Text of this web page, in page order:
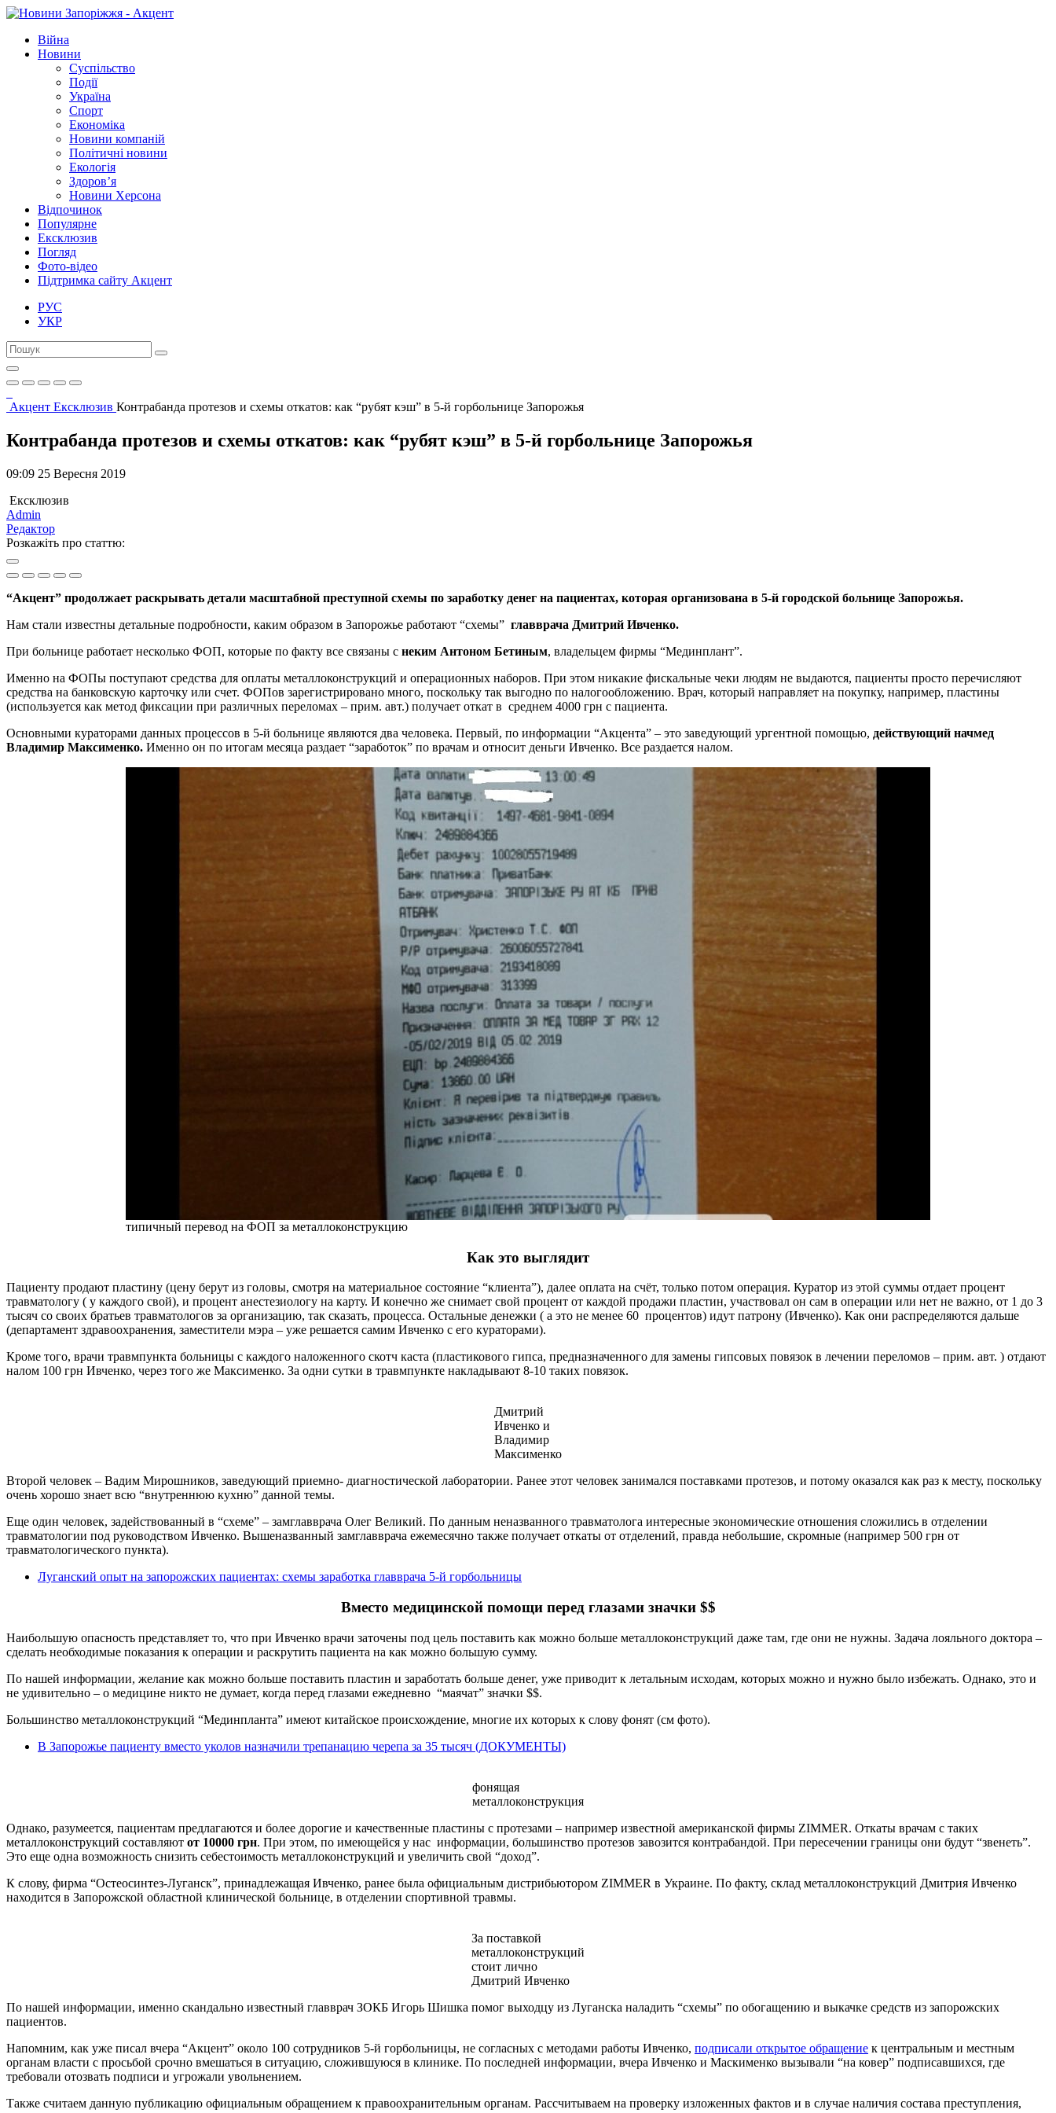
Війна
Новини
Суспільство
Події
Україна
Спорт
Економіка
Новини компаній
Політичні новини
Екологія
Здоров’я
Новини Херсона
Відпочинок
Популярне
Ексклюзив
Погляд
Фото-відео
Підтримка сайту Акцент
РУС
УКР
Акцент Ексклюзив Контрабанда протезов и схемы откатов: как “рубят кэш” в 5-й горбольнице Запорожья
Контрабанда протезов и схемы откатов: как “рубят кэш” в 5-й горбольнице Запорожья
09:09 25 Вересня 2019
Ексклюзив
Admin
Редактор
Розкажіть про статтю:
“Акцент” продолжает раскрывать детали масштабной преступной схемы по заработку денег на пациентах, которая организована в 5-й городской больнице Запорожья.
Нам стали известны детальные подробности, каким образом в Запорожье работают “схемы” главврача Дмитрий Ивченко.
При больнице работает несколько ФОП, которые по факту все связаны с неким Антоном Бетиным, владельцем фирмы “Мединплант”.
Именно на ФОПы поступают средства для оплаты металлоконструкций и операционных наборов. При этом никакие фискальные чеки людям не выдаются, пациенты просто перечисляют
средства на банковскую карточку или счет. ФОПов зарегистрировано много, поскольку так выгодно по налогообложению. Врач, который направляет на покупку, например, пластины
(используется как метод фиксации при различных переломах – прим. авт.) получает откат в среднем 4000 грн с пациента.
Основными кураторами данных процессов в 5-й больнице являются два человека. Первый, по информации “Акцента” – это заведующий ургентной помощью, действующий начмед
Владимир Максименко. Именно он по итогам месяца раздает “заработок” по врачам и относит деньги Ивченко. Все раздается налом.
типичный перевод на ФОП за металлоконструкцию
Как это выглядит
Пациенту продают пластину (цену берут из головы, смотря на материальное состояние “клиента”), далее оплата на счёт, только потом операция. Куратор из этой суммы отдает процент
травматологу ( у каждого свой), и процент анестезиологу на карту. И конечно же снимает свой процент от каждой продажи пластин, участвовал он сам в операции или нет не важно, от 1 до 3
тысяч со своих братьев травматологов за организацию, так сказать, процесса. Остальные денежки ( а это не менее 60 процентов) идут патрону (Ивченко). Как они распределяются дальше
(департамент здравоохранения, заместители мэра – уже решается самим Ивченко с его кураторами).
Кроме того, врачи травмпункта больницы с каждого наложенного скотч каста (пластикового гипса, предназначенного для замены гипсовых повязок в лечении переломов – прим. авт. ) отдают
налом 100 грн Ивченко, через того же Максименко. За одни сутки в травмпункте накладывают 8-10 таких повязок.
Дмитрий
Ивченко и
Владимир
Максименко
Второй человек – Вадим Мирошников, заведующий приемно- диагностической лаборатории. Ранее этот человек занимался поставками протезов, и потому оказался как раз к месту, поскольку
очень хорошо знает всю “внутреннюю кухню” данной темы.
Еще один человек, задействованный в “схеме” – замглавврача Олег Великий. По данным неназванного травматолога интересные экономические отношения сложились в отделении
травматологии под руководством Ивченко. Вышеназванный замглавврача ежемесячно также получает откаты от отделений, правда небольшие, скромные (например 500 грн от
травматологического пункта).
Луганский опыт на запорожских пациентах: схемы заработка главврача 5-й горбольницы
Вместо медицинской помощи перед глазами значки $$
Наибольшую опасность представляет то, что при Ивченко врачи заточены под цель поставить как можно больше металлоконструкций даже там, где они не нужны. Задача лояльного доктора –
сделать необходимые показания к операции и раскрутить пациента на как можно большую сумму.
По нашей информации, желание как можно больше поставить пластин и заработать больше денег, уже приводит к летальным исходам, которых можно и нужно было избежать. Однако, это и
не удивительно – о медицине никто не думает, когда перед глазами ежедневно “маячат” значки $$.
Большинство металлоконструкций “Мединпланта” имеют китайское происхождение, многие их которых к слову фонят (см фото).
В Запорожье пациенту вместо уколов назначили трепанацию черепа за 35 тысяч (ДОКУМЕНТЫ)
фонящая
металлоконструкция
Однако, разумеется, пациентам предлагаются и более дорогие и качественные пластины с протезами – например известной американской фирмы ZIMMER. Откаты врачам с таких
металлоконструкций составляют от 10000 грн. При этом, по имеющейся у нас информации, большинство протезов завозится контрабандой. При пересечении границы они будут “звенеть”.
Это еще одна возможность снизить себестоимость металлоконструкций и увеличить свой “доход”.
К слову, фирма “Остеосинтез-Луганск”, принадлежащая Ивченко, ранее была официальным дистрибьютором ZIMMER в Украине. По факту, склад металлоконструкций Дмитрия Ивченко
находится в Запорожской областной клинической больнице, в отделении спортивной травмы.
За поставкой
металлоконструкций
стоит лично
Дмитрий Ивченко
По нашей информации, именно скандально известный главврач ЗОКБ Игорь Шишка помог выходцу из Луганска наладить “схемы” по обогащению и выкачке средств из запорожских
пациентов.
Напомним, как уже писал вчера “Акцент” около 100 сотрудников 5-й горбольницы, не согласных с методами работы Ивченко, подписали открытое обращение к центральным и местным
органам власти с просьбой срочно вмешаться в ситуацию, сложившуюся в клинике. По последней информации, вчера Ивченко и Маскименко вызывали “на ковер” подписавшихся, где
требовали отозвать подписи и угрожали увольнением.
Также считаем данную публикацию официальным обращением к правоохранительным органам. Рассчитываем на проверку изложенных фактов и в случае наличия состава преступления,